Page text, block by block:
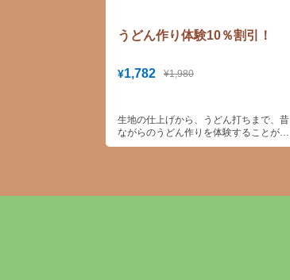
うどん作り体験10％割引！
¥1,782 ¥1,980
生地の仕上げから、うどん打ちまで、昔
ながらのうどん作りを体験することがで
きます。